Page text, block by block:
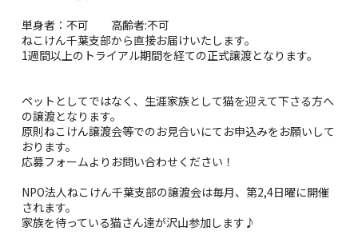
単身者：不可 高齢者:不可
ねこけん千葉支部から直接お届けいたします。
1週間以上のトライアル期間を経ての正式譲渡となります。
ペットとしてではなく、生涯家族として猫を迎えて下さる方へ
の譲渡となります。
原則ねこけん譲渡会等でのお見合いにてお申込みをお願いして
おります。
応募フォームよりお問い合わせください！
NPO法人ねこけん千葉支部の譲渡会は毎月、第2,4日曜に開催
されます。
家族を待っている猫さん達が沢山参加します♪